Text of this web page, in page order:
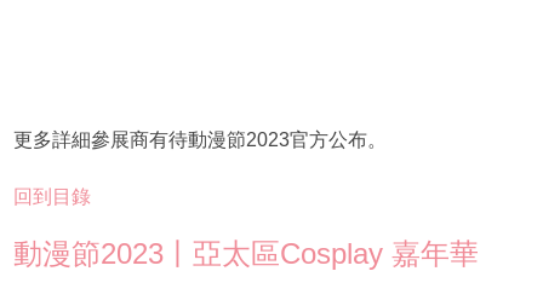
更多詳細參展商有待動漫節2023官方公布。
回到目錄
動漫節2023丨亞太區Cosplay 嘉年華